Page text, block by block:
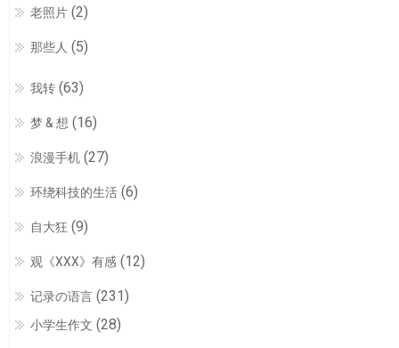
老照片 (2)
那些人 (5)
我转 (63)
梦 & 想 (16)
浪漫手机 (27)
环绕科技的生活 (6)
自大狂 (9)
观《XXX》有感 (12)
记录の语言 (231)
小学生作文 (28)